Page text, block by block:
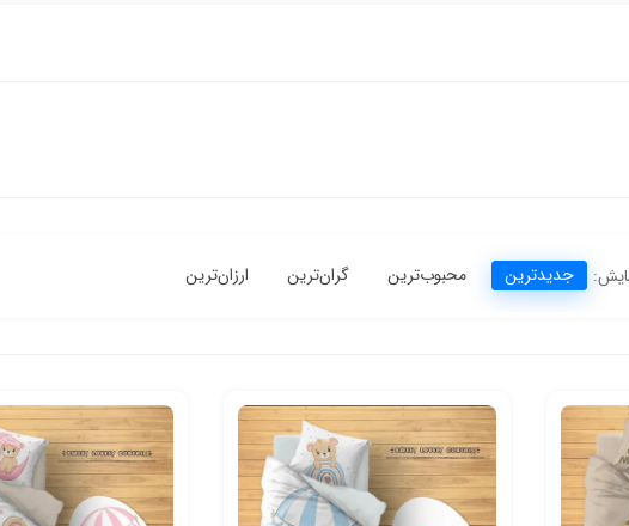
جدیدترین محبوب‌ترین گران‌ترین ارزان‌ترین